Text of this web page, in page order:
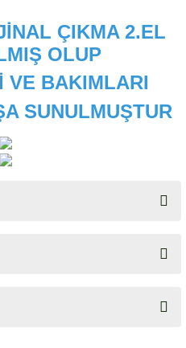
ÇIKMA 2.EL
OLUP
VE BAKIMLARI
SUNULMUŞTUR
siz yapın!